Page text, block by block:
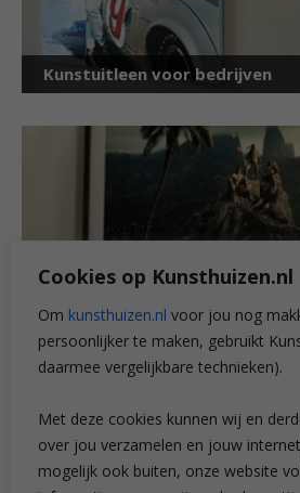
Cookies op Kunsthuizen.nl
Om kunsthuizen.nl voor jou nog
persoonlijker te maken, gebruikt
daarmee vergelijkbare technieken).
Met deze cookies kunnen wij en
over jou verzamelen en jouw
mogelijk ook buiten, onze website
Kunstuitleen voor bedrijven
Kunstuitleen voor particulieren